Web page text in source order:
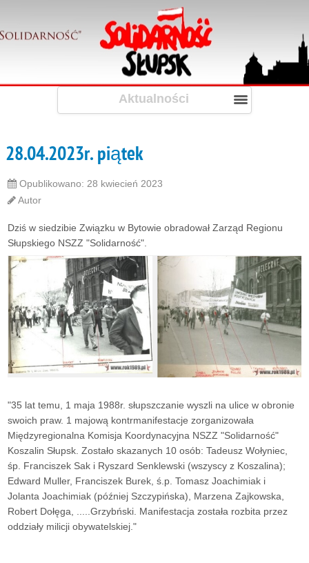
Aktualności
28.04.2023r. piątek
Opublikowano: 28 kwiecień 2023
Autor
Dziś w siedzibie Związku w Bytowie obradował Zarząd Regionu
Słupskiego NSZZ "Solidarność".
"35 lat temu, 1 maja 1988r. słupszczanie wyszli na ulice w obronie
swoich praw. 1 majową kontrmanifestacje zorganizowała
Międzyregionalna Komisja Koordynacyjna NSZZ "Solidarność"
Koszalin Słupsk. Zostało skazanych 10 osób: Tadeusz Wołyniec,
śp. Franciszek Sak i Ryszard Senklewski (wszyscy z Koszalina);
Edward Muller, Franciszek Burek, ś.p. Tomasz Joachimiak i
Jolanta Joachimiak (później Szczypińska), Marzena Zajkowska,
Robert Dołęga, .....Grzybński. Manifestacja została rozbita przez
oddziały milicji obywatelskiej."